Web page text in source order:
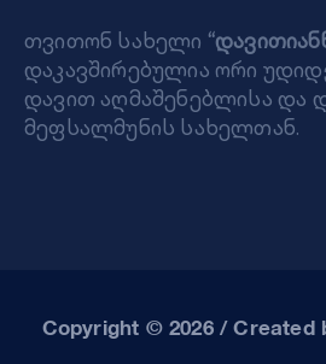
თვითონ სახელი
დაკავშირებულია ორი
დავით აღმაშენებლისა და
მეფსალმუნის სახელთან.
Copyright © 2026 / Created